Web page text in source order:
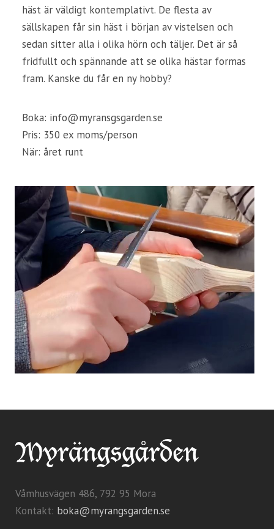
häst är väldigt kontemplativt. De flesta av
sällskapen får sin häst i början av vistelsen och
sedan sitter alla i olika hörn och täljer. Det är så
fridfullt och spännande att se olika hästar formas
fram. Kanske du får en ny hobby?
Boka: info@myransgsgarden.se
Pris: 350 ex moms/person
När: året runt
Våmhusvägen 486, 792 95 Mora
Kontakt: boka@myrangsgarden.se